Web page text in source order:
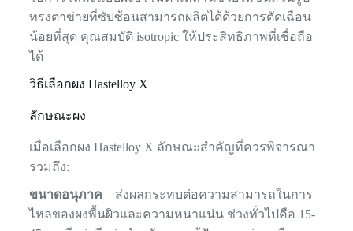
ทรงตาข่ายที่ซับซ้อนสามารถผลิตได้ด้วยการตัดเฉือน
น้อยที่สุด คุณสมบัติ isotropic ให้ประสิทธิภาพที่เชื่อถือ
ได้
วิธีเลือกผง Hastelloy X
ลักษณะผง
เมื่อเลือกผง Hastelloy X ลักษณะสำคัญที่ควรพิจารณา
รวมถึง:
ขนาดอนุภาค – ส่งผลกระทบต่อความสามารถในการ
ไหลของผงพื้นผิวและความหนาแน่น ช่วงทั่วไปคือ 15-